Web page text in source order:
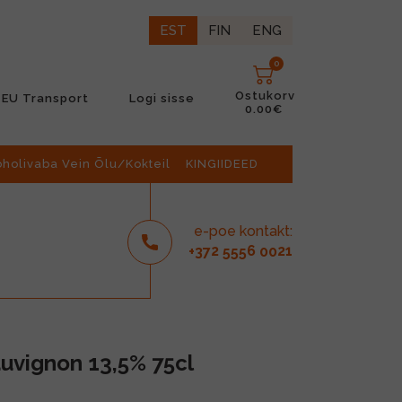
EST FIN ENG
EU Transport Logi sisse
0
Ostukorv
0.00€
Vein Õlu/Kokteil KINGIIDEED
e-poe kontakt:
+372 5556 0021
13,5% 75cl